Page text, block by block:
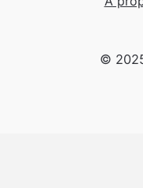
©